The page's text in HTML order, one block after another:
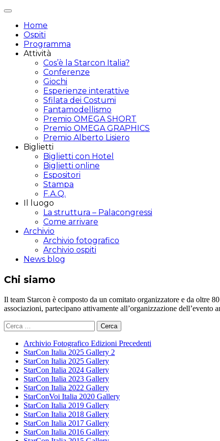
Attiva/disattiva
navigazione
Home
Ospiti
Programma
Attività
Cos’è la Starcon Italia?
Conferenze
Giochi
Esperienze interattive
Sfilata dei Costumi
Fantamodellismo
Premio OMEGA SHORT
Premio OMEGA GRAPHICS
Premio Alberto Lisiero
Biglietti
Biglietti con Hotel
Biglietti online
Espositori
Stampa
F.A.Q.
Il luogo
La struttura – Palacongressi
Come arrivare
Archivio
Archivio fotografico
Archivio ospiti
News blog
Chi siamo
Il team Starcon è composto da un comitato organizzatore e da oltre
associazioni, partecipano attivamente all’organizzazione
Ricerca
per:
Archivio Fotografico Edizioni Precedenti
StarCon Italia 2025 Gallery 2
StarCon Italia 2025 Gallery
StarCon Italia 2024 Gallery
StarCon Italia 2023 Gallery
StarCon Italia 2022 Gallery
StarConVoi Italia 2020 Gallery
StarCon Italia 2019 Gallery
StarCon Italia 2018 Gallery
StarCon Italia 2017 Gallery
StarCon Italia 2016 Gallery